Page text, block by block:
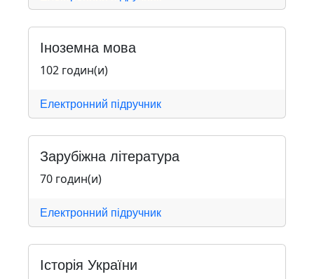
Іноземна мова
102 годин(и)
Електронний підручник
Зарубіжна література
70 годин(и)
Електронний підручник
Історія України